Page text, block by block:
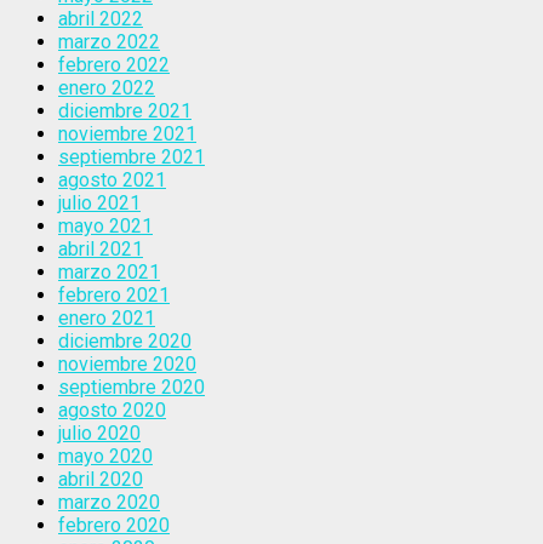
abril 2022
marzo 2022
febrero 2022
enero 2022
diciembre 2021
noviembre 2021
septiembre 2021
agosto 2021
julio 2021
mayo 2021
abril 2021
marzo 2021
febrero 2021
enero 2021
diciembre 2020
noviembre 2020
septiembre 2020
agosto 2020
julio 2020
mayo 2020
abril 2020
marzo 2020
febrero 2020